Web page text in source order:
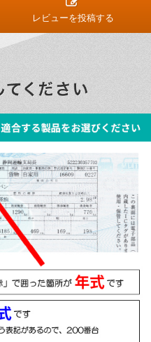
レビューを投稿する